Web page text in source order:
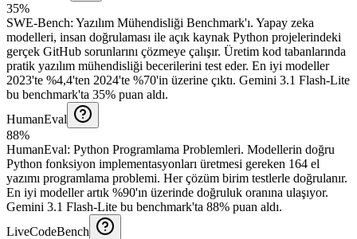
35%
SWE-Bench: Yazılım Mühendisliği Benchmark'ı. Yapay zeka
modelleri, insan doğrulaması ile açık kaynak Python projelerindeki
gerçek GitHub sorunlarını çözmeye çalışır. Üretim kod tabanlarında
pratik yazılım mühendisliği becerilerini test eder. En iyi modeller
2023'te %4,4'ten 2024'te %70'in üzerine çıktı. Gemini 3.1 Flash-Lite
bu benchmark'ta 35% puan aldı.
HumanEval
88%
HumanEval: Python Programlama Problemleri. Modellerin doğru
Python fonksiyon implementasyonları üretmesi gereken 164 el
yazımı programlama problemi. Her çözüm birim testlerle doğrulanır.
En iyi modeller artık %90'ın üzerinde doğruluk oranına ulaşıyor.
Gemini 3.1 Flash-Lite bu benchmark'ta 88% puan aldı.
LiveCodeBench